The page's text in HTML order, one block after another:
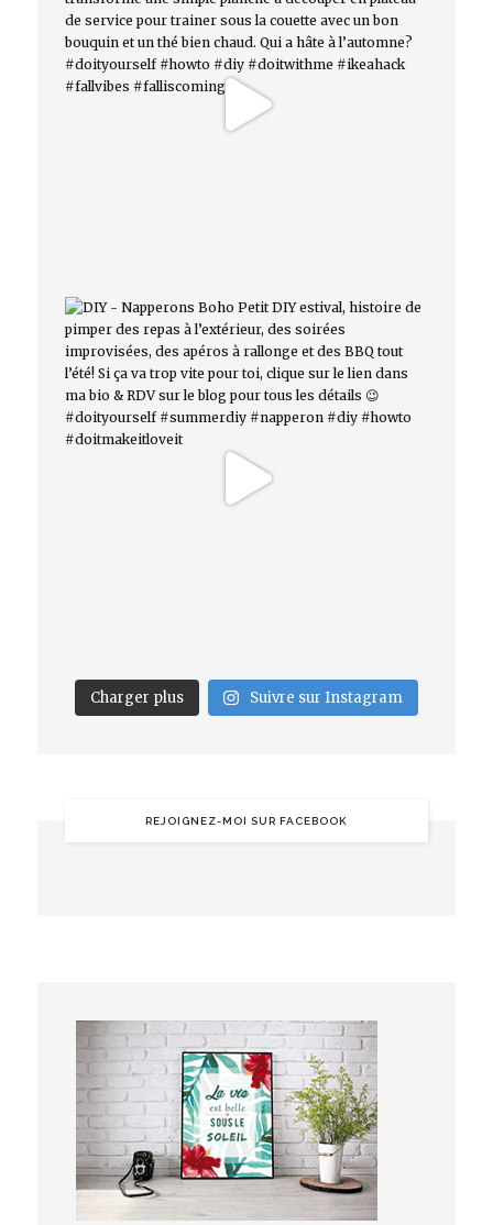
Charger plus Suivre sur Instagram
REJOIGNEZ-MOI SUR FACEBOOK